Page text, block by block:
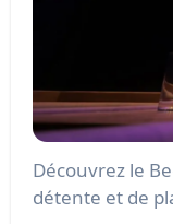
Découvrez le
détente et de